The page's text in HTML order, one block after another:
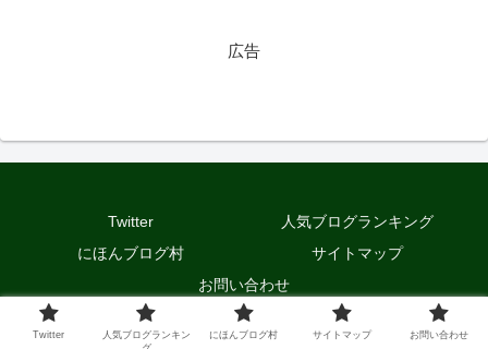
広告
Twitter
人気ブログランキング
にほんブログ村
サイトマップ
お問い合わせ
© 2020 ノアのWeblog.
Twitter
人気ブログランキン
にほんブログ村 サイトマップ お問い合わせ